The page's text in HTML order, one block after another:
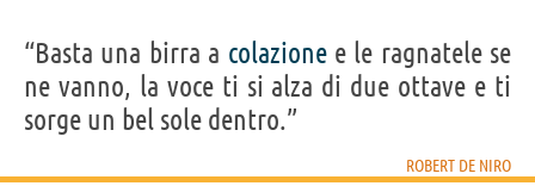
“Basta una birra a colazionee le ragnatele se
ne vanno, la voce ti si alza di due ottave e ti
sorge un bel sole dentro.”
ROBERT DE NIRO